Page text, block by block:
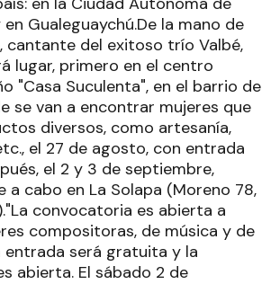
Gualeguaychú.De la mano de
cantante del exitoso trío Valbé,
lugar, primero en el centro
"Casa Suculenta", en el barrio de
se van a encontrar mujeres que
diversos, como artesanía,
el 27 de agosto, con entrada
el 2 y 3 de septiembre,
a cabo en La Solapa (Moreno 78,
convocatoria es abierta a
compositoras, de música y de
entrada será gratuita y la
abierta. El sábado 2 de